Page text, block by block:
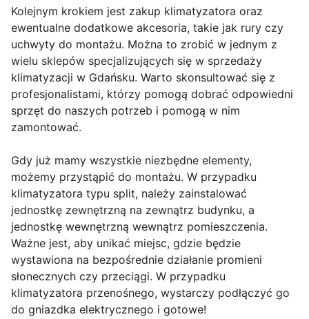
Kolejnym krokiem jest zakup klimatyzatora oraz
ewentualne dodatkowe akcesoria, takie jak rury czy
uchwyty do montażu. Można to zrobić w jednym z
wielu sklepów specjalizujących się w sprzedaży
klimatyzacji w Gdańsku. Warto skonsultować się z
profesjonalistami, którzy pomogą dobrać odpowiedni
sprzęt do naszych potrzeb i pomogą w nim
zamontować.
Gdy już mamy wszystkie niezbędne elementy,
możemy przystąpić do montażu. W przypadku
klimatyzatora typu split, należy zainstalować
jednostkę zewnętrzną na zewnątrz budynku, a
jednostkę wewnętrzną wewnątrz pomieszczenia.
Ważne jest, aby unikać miejsc, gdzie będzie
wystawiona na bezpośrednie działanie promieni
słonecznych czy przeciągi. W przypadku
klimatyzatora przenośnego, wystarczy podłączyć go
do gniazdka elektrycznego i gotowe!